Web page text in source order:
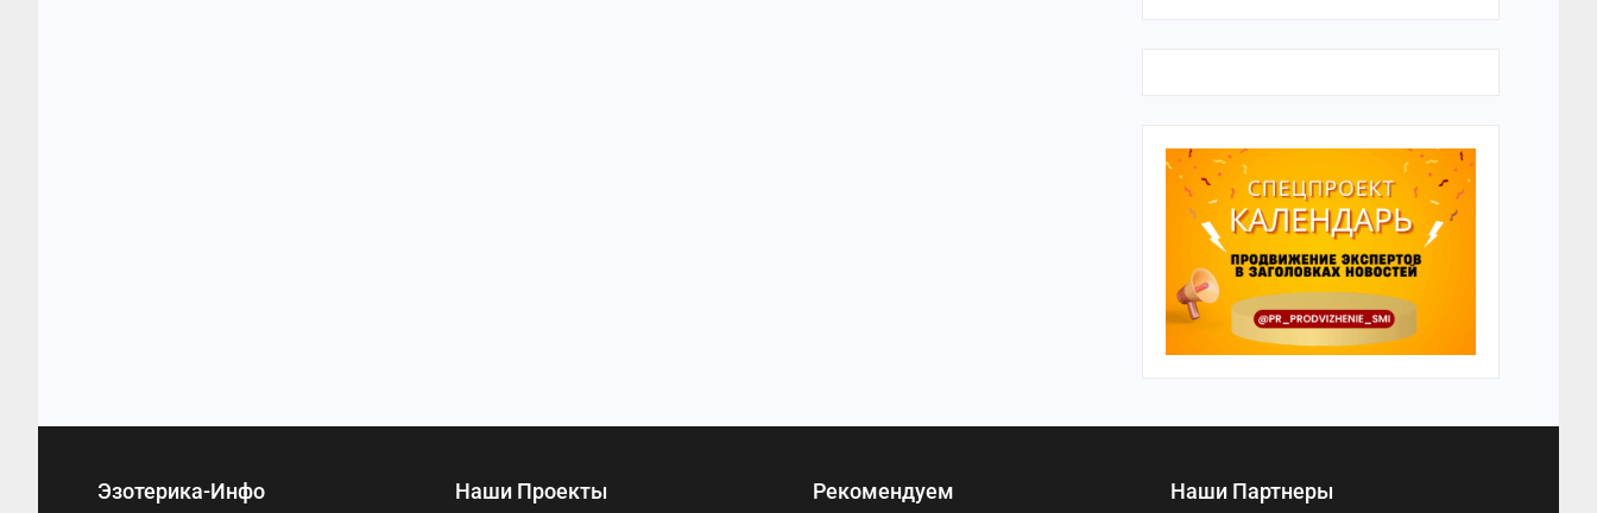
Эзотерика-Инфо Наши Проекты Рекомендуем Наши Партнеры